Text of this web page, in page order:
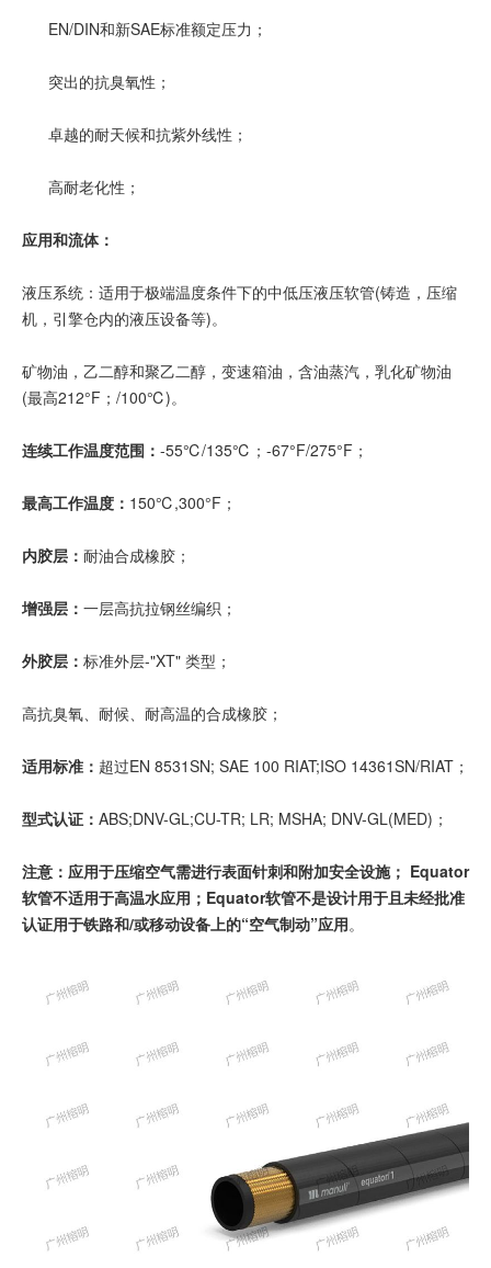
EN/DIN和新SAE标准额定压力；
突出的抗臭氧性；
卓越的耐天候和抗紫外线性；
高耐老化性；
应用和流体：
液压系统：适用于极端温度条件下的中低压液压软管(铸造，压缩
机，引擎仓内的液压设备等)。
矿物油，乙二醇和聚乙二醇，变速箱油，含油蒸汽，乳化矿物油
(最高212°F；/100℃)。
连续工作温度范围： -55℃/135℃；-67°F/275°F；
最高工作温度： 150℃,300°F；
内胶层： 耐油合成橡胶；
增强层： 一层高抗拉钢丝编织；
外胶层： 标准外层-"XT" 类型；
高抗臭氧、耐候、耐高温的合成橡胶；
适用标准： 超过EN 8531SN; SAE 100 RIAT;ISO 14361SN/RIAT；
型式认证： ABS;DNV-GL;CU-TR; LR; MSHA; DNV-GL(MED)；
注意：应用于压缩空气需进行表面针刺和附加安全设施； Equator
软管不适用于高温水应用；Equator软管不是设计用于且未经批准
认证用于铁路和/或移动设备上的“空气制动”应用。